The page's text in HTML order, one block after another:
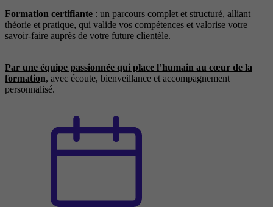
Formation certifiante : un parcours complet et structuré, alliant
théorie et pratique, qui valide vos compétences et valorise votre
savoir-faire auprès de votre future clientèle.
Par une équipe passionnée qui place l’humain au cœur de la
formation, avec écoute, bienveillance et accompagnement
personnalisé.